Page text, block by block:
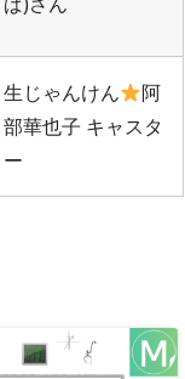
生じゃんけん
阿
部華也子 キャスタ
ー